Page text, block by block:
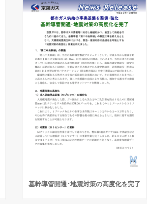
基幹導管開通･地震対策の高度化を完了